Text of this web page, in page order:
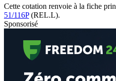
Cette cotation renvoie à la fiche
51/116P(REL.L).
Sponsorisé